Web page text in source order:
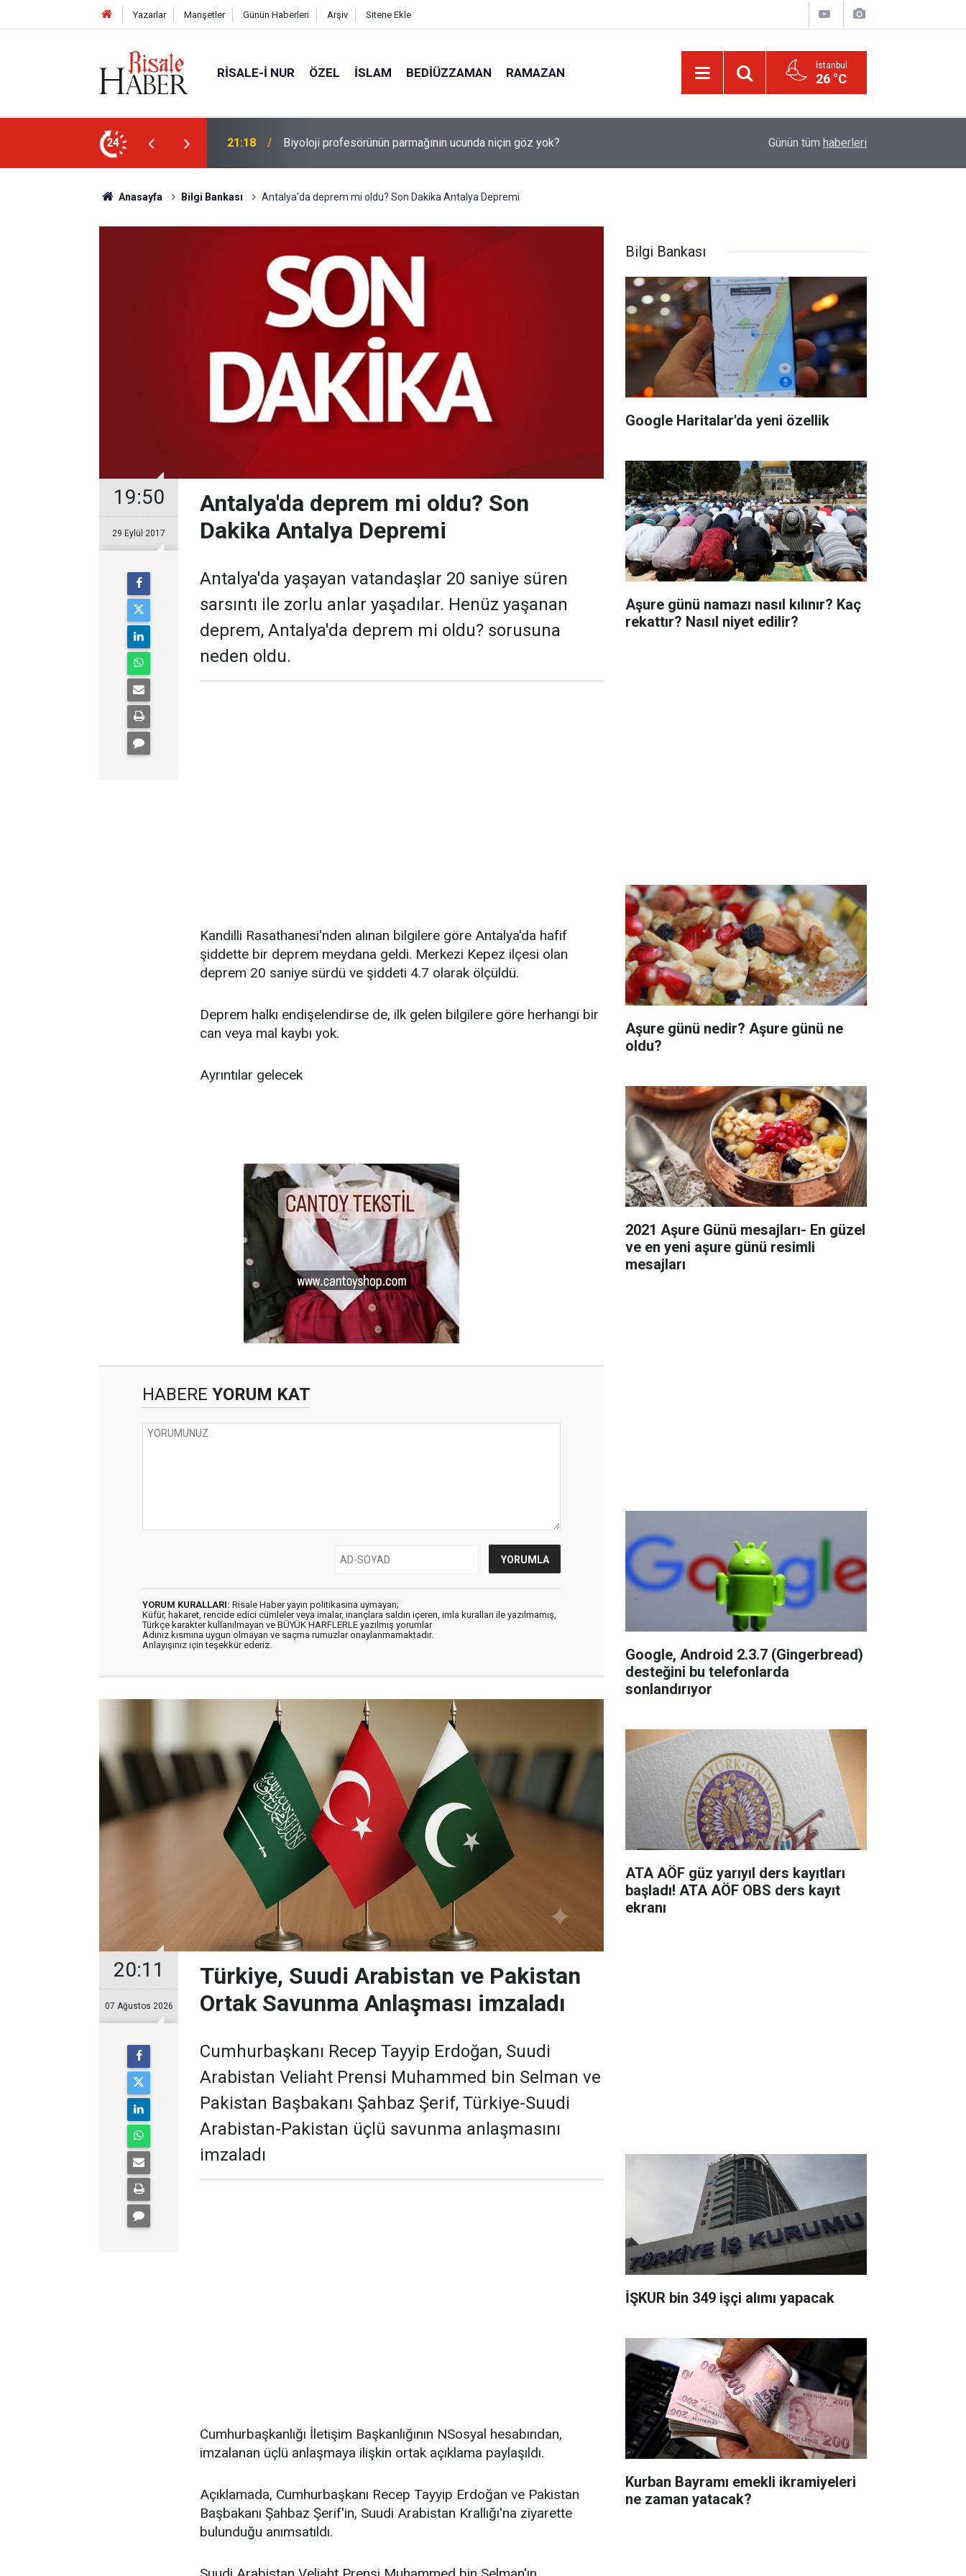
Yazarlar Manşetler Günün Haberleri Arşiv Sitene Ekle
RISALE-I NUR ÖZEL İSLAM BEDIÜZZAMAN RAMAZAN İstanbul
26 °C
24
ucunda niçin göz yok? 20:11 Türkiye, Suudi Arabistan ve Pakistan Ortak Savunma Anlaşması imzaladı Günün tüm haberleri
Anasayfa Bilgi Bankası Antalya'da deprem mi oldu? Son Dakika Antalya Depremi
19:50
29 Eylül 2017
Antalya'da deprem mi oldu? Son
Dakika Antalya Depremi
Antalya'da yaşayan vatandaşlar 20 saniye süren
sarsıntı ile zorlu anlar yaşadılar. Henüz yaşanan
deprem, Antalya'da deprem mi oldu? sorusuna
neden oldu.
Kandilli Rasathanesi'nden alınan bilgilere göre Antalya'da hafif
şiddette bir deprem meydana geldi. Merkezi Kepez ilçesi olan
deprem 20 saniye sürdü ve şiddeti 4.7 olarak ölçüldü.
Deprem halkı endişelendirse de, ilk gelen bilgilere göre herhangi bir
can veya mal kaybı yok.
Ayrıntılar gelecek
HABERE YORUM KAT
YORUM KURALLARI: Risale Haber yayın politikasına uymayan;
Küfür, hakaret, rencide edici cümleler veya imalar, inançlara saldırı içeren, imla kuralları ile yazılmamış,
Türkçe karakter kullanılmayan ve BÜYÜK HARFLERLE yazılmış yorumlar
Adınız kısmına uygun olmayan ve saçma rumuzlar onaylanmamaktadır.
Anlayışınız için teşekkür ederiz.
20:11
07 Ağustos 2026
Türkiye, Suudi Arabistan ve Pakistan
Ortak Savunma Anlaşması imzaladı
Cumhurbaşkanı Recep Tayyip Erdoğan, Suudi
Arabistan Veliaht Prensi Muhammed bin Selman ve
Pakistan Başbakanı Şahbaz Şerif, Türkiye-Suudi
Arabistan-Pakistan üçlü savunma anlaşmasını
imzaladı
Cumhurbaşkanlığı İletişim Başkanlığının NSosyal hesabından,
imzalanan üçlü anlaşmaya ilişkin ortak açıklama paylaşıldı.
Açıklamada, Cumhurbaşkanı Recep Tayyip Erdoğan ve Pakistan
Başbakanı Şahbaz Şerif'in, Suudi Arabistan Krallığı'na ziyarette
bulunduğu anımsatıldı.
Bilgi Bankası
Google Haritalar'da yeni özellik
Aşure günü namazı nasıl kılınır? Kaç
rekattır? Nasıl niyet edilir?
Aşure günü nedir? Aşure günü ne
oldu?
2021 Aşure Günü mesajları- En güzel
ve en yeni aşure günü resimli
mesajları
Google, Android 2.3.7 (Gingerbread)
desteğini bu telefonlarda
sonlandırıyor
ATA AÖF güz yarıyıl ders kayıtları
başladı! ATA AÖF OBS ders kayıt
ekranı
İŞKUR bin 349 işçi alımı yapacak
Kurban Bayramı emekli ikramiyeleri
ne zaman yatacak?